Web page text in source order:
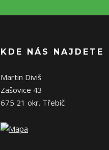
KDE NÁS NAJDETE
Martin Diviš
Zašovice 43
675 21 okr. Třebíč